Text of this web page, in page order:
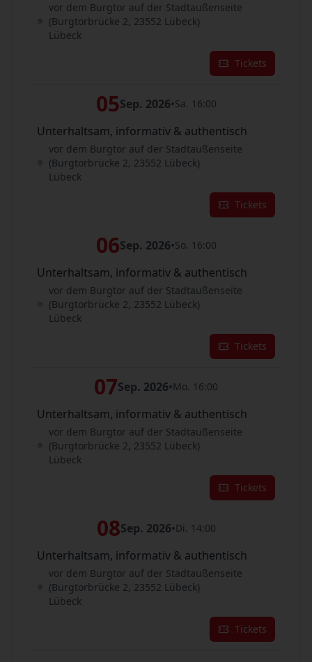
vor dem Burgtor auf der Stadtaußenseite
(Burgtorbrücke 2, 23552 Lübeck)
Lübeck
Tickets
05Sep. 2026•Sa. 16:00
Unterhaltsam, informativ & authentisch
vor dem Burgtor auf der Stadtaußenseite
(Burgtorbrücke 2, 23552 Lübeck)
Lübeck
Tickets
06Sep. 2026•So. 16:00
Unterhaltsam, informativ & authentisch
vor dem Burgtor auf der Stadtaußenseite
(Burgtorbrücke 2, 23552 Lübeck)
Lübeck
Tickets
07Sep. 2026•Mo. 16:00
Unterhaltsam, informativ & authentisch
vor dem Burgtor auf der Stadtaußenseite
(Burgtorbrücke 2, 23552 Lübeck)
Lübeck
Tickets
08Sep. 2026•Di. 14:00
Unterhaltsam, informativ & authentisch
vor dem Burgtor auf der Stadtaußenseite
(Burgtorbrücke 2, 23552 Lübeck)
Lübeck
Tickets